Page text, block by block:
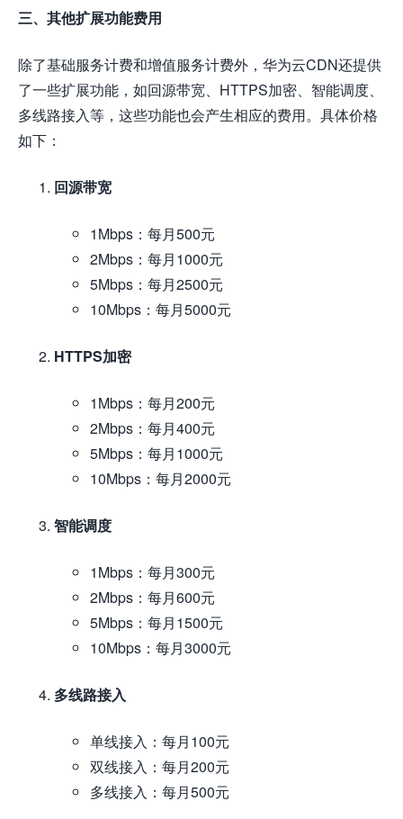
三、其他扩展功能费用
除了基础服务计费和增值服务计费外，华为云CDN还提供
了一些扩展功能，如回源带宽、HTTPS加密、智能调度、
多线路接入等，这些功能也会产生相应的费用。具体价格
如下：
回源带宽
1Mbps：每月500元
2Mbps：每月1000元
5Mbps：每月2500元
10Mbps：每月5000元
HTTPS加密
1Mbps：每月200元
2Mbps：每月400元
5Mbps：每月1000元
10Mbps：每月2000元
智能调度
1Mbps：每月300元
2Mbps：每月600元
5Mbps：每月1500元
10Mbps：每月3000元
多线路接入
单线接入：每月100元
双线接入：每月200元
多线接入：每月500元